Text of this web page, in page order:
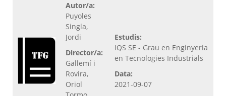
Autor/a:
Puyoles
Singla,
Jordi
Director/a:
Gallemí i
Rovira,
Oriol
Estudis:
IQS SE - Grau en Enginyeria
en Tecnologies Industrials
Data:
2021-09-07